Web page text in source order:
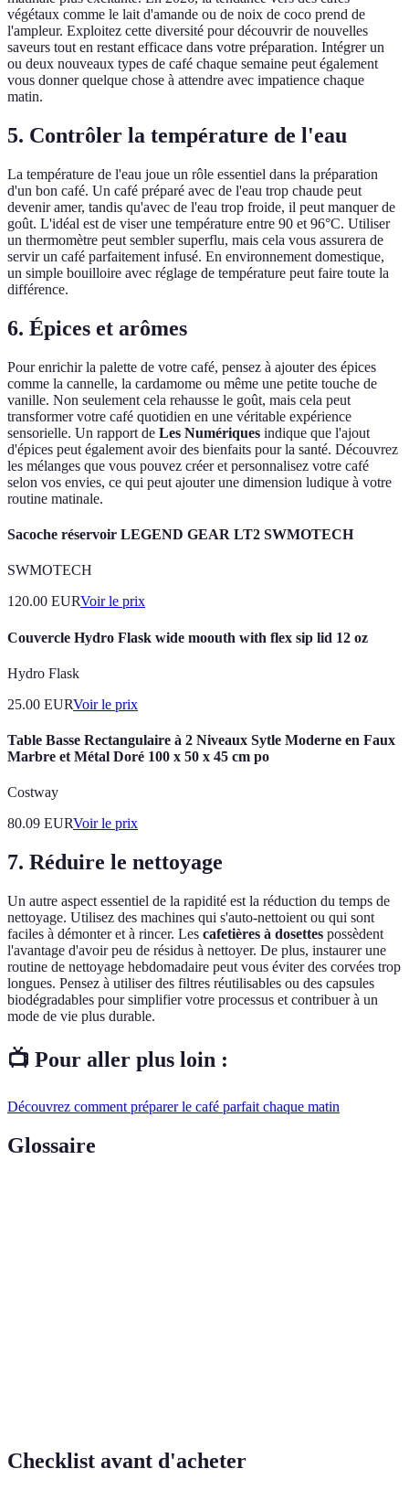
végétaux comme le lait d'amande ou de noix de coco prend de
l'ampleur. Exploitez cette diversité pour découvrir de nouvelles
saveurs tout en restant efficace dans votre préparation. Intégrer un
ou deux nouveaux types de café chaque semaine peut également
vous donner quelque chose à attendre avec impatience chaque
matin.
5. Contrôler la température de l'eau
La température de l'eau joue un rôle essentiel dans la préparation
d'un bon café. Un café préparé avec de l'eau trop chaude peut
devenir amer, tandis qu'avec de l'eau trop froide, il peut manquer de
goût. L'idéal est de viser une température entre 90 et 96°C. Utiliser
un thermomètre peut sembler superflu, mais cela vous assurera de
servir un café parfaitement infusé. En environnement domestique,
un simple bouilloire avec réglage de température peut faire toute la
différence.
6. Épices et arômes
Pour enrichir la palette de votre café, pensez à ajouter des épices
comme la cannelle, la cardamome ou même une petite touche de
vanille. Non seulement cela rehausse le goût, mais cela peut
transformer votre café quotidien en une véritable expérience
sensorielle. Un rapport de Les Numériques indique que l'ajout
d'épices peut également avoir des bienfaits pour la santé. Découvrez
les mélanges que vous pouvez créer et personnalisez votre café
selon vos envies, ce qui peut ajouter une dimension ludique à votre
routine matinale.
Sacoche réservoir LEGEND GEAR LT2 SWMOTECH
SWMOTECH
120.00 EURVoir le prix
Couvercle Hydro Flask wide moouth with flex sip lid 12 oz
Hydro Flask
25.00 EURVoir le prix
Table Basse Rectangulaire à 2 Niveaux Sytle Moderne en Faux
Marbre et Métal Doré 100 x 50 x 45 cm po
Costway
80.09 EURVoir le prix
7. Réduire le nettoyage
Un autre aspect essentiel de la rapidité est la réduction du temps de
nettoyage. Utilisez des machines qui s'auto-nettoient ou qui sont
faciles à démonter et à rincer. Les cafetières à dosettes possèdent
l'avantage d'avoir peu de résidus à nettoyer. De plus, instaurer une
routine de nettoyage hebdomadaire peut vous éviter des corvées trop
longues. Pensez à utiliser des filtres réutilisables ou des capsules
biodégradables pour simplifier votre processus et contribuer à un
mode de vie plus durable.
📺 Pour aller plus loin :
Découvrez comment préparer le café parfait chaque matin
Glossaire
Checklist avant d'acheter